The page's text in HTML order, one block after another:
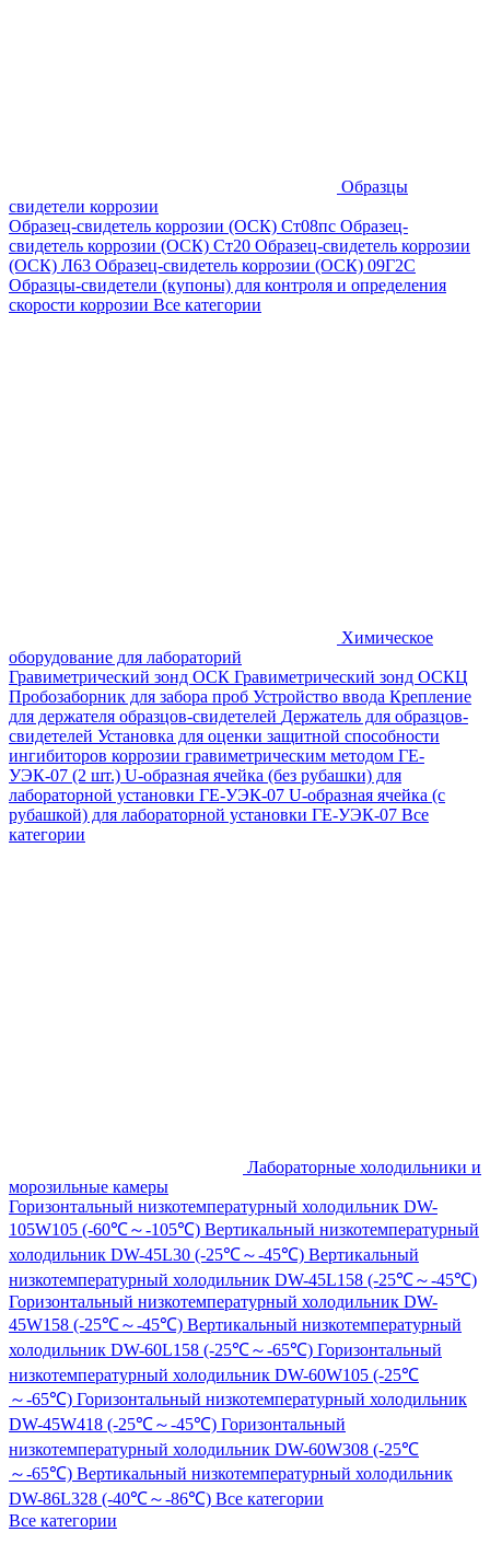
Образцы
свидетели коррозии
Образец-свидетель коррозии (ОСК) Ст08пс Образец-
свидетель коррозии (ОСК) Ст20 Образец-свидетель коррозии
(ОСК) Л63 Образец-свидетель коррозии (ОСК) 09Г2С
Образцы-свидетели (купоны) для контроля и определения
скорости коррозии Все категории
Химическое
оборудование для лабораторий
Гравиметрический зонд ОСК Гравиметрический зонд ОСКЦ
Пробозаборник для забора проб Устройство ввода Крепление
для держателя образцов-свидетелей Держатель для образцов-
свидетелей Установка для оценки защитной способности
ингибиторов коррозии гравиметрическим методом ГЕ-
УЭК-07 (2 шт.) U-образная ячейка (без рубашки) для
лабораторной установки ГЕ-УЭК-07 U-образная ячейка (с
рубашкой) для лабораторной установки ГЕ-УЭК-07 Все
категории
Лабораторные холодильники и
морозильные камеры
Горизонтальный низкотемпературный холодильник DW-
105W105 (-60℃～-105℃) Вертикальный низкотемпературный
холодильник DW-45L30 (-25℃～-45℃) Вертикальный
низкотемпературный холодильник DW-45L158 (-25℃～-45℃)
Горизонтальный низкотемпературный холодильник DW-
45W158 (-25℃～-45℃) Вертикальный низкотемпературный
холодильник DW-60L158 (-25℃～-65℃) Горизонтальный
низкотемпературный холодильник DW-60W105 (-25℃
～-65℃) Горизонтальный низкотемпературный холодильник
DW-45W418 (-25℃～-45℃) Горизонтальный
низкотемпературный холодильник DW-60W308 (-25℃
～-65℃) Вертикальный низкотемпературный холодильник
DW-86L328 (-40℃～-86℃) Все категории
Все категории